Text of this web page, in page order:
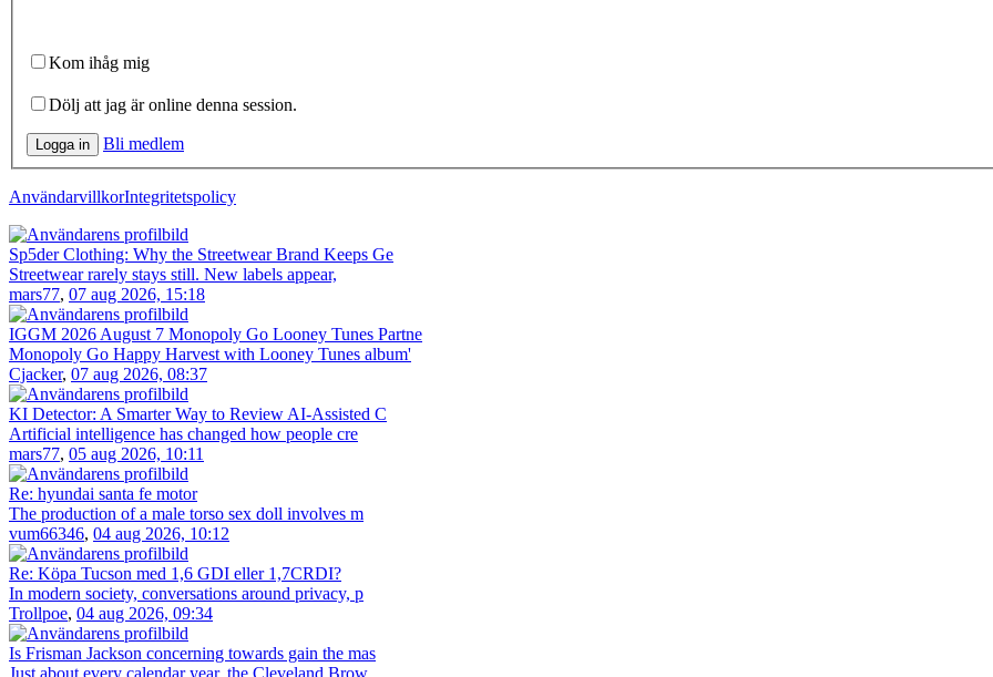
Kom ihåg mig
Dölj att jag är online denna session.
Logga in Bli medlem
AnvändarvillkorIntegritetspolicy
Sp5der Clothing: Why the Streetwear Brand Keeps Ge
Streetwear rarely stays still. New labels appear,
mars77, 07 aug 2026, 15:18
IGGM 2026 August 7 Monopoly Go Looney Tunes Partne
Monopoly Go Happy Harvest with Looney Tunes album'
Cjacker, 07 aug 2026, 08:37
KI Detector: A Smarter Way to Review AI-Assisted C
Artificial intelligence has changed how people cre
mars77, 05 aug 2026, 10:11
Re: hyundai santa fe motor
The production of a male torso sex doll involves m
vum66346, 04 aug 2026, 10:12
Re: Köpa Tucson med 1,6 GDI eller 1,7CRDI?
In modern society, conversations around privacy, p
Trollpoe, 04 aug 2026, 09:34
Is Frisman Jackson concerning towards gain the mas
Just about every calendar year, the Cleveland Brow